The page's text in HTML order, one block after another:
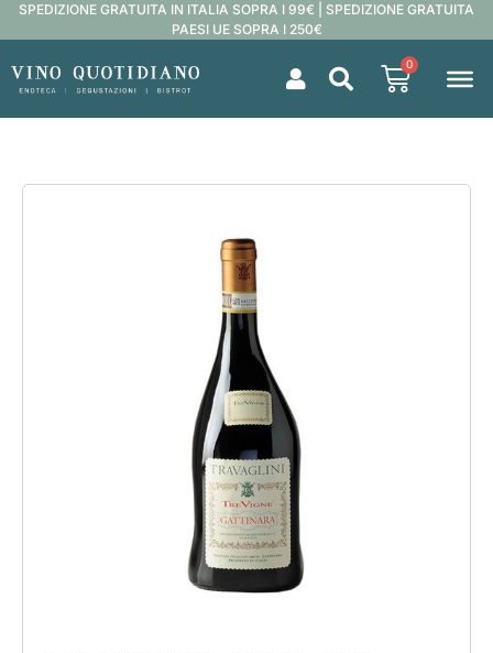
SPEDIZIONE GRATUITA IN ITALIA SOPRA I 99€ | SPEDIZIONE GRATUITA
PAESI UE SOPRA I 250€
0